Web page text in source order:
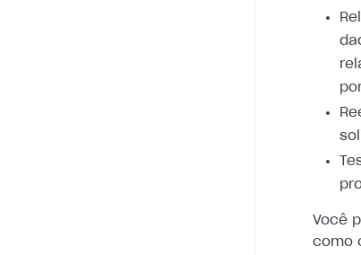
Você
como